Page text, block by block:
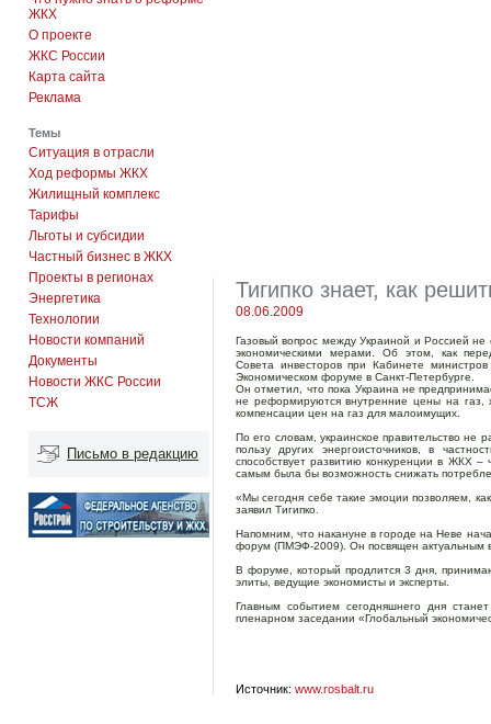
ЖКХ
О проекте
ЖКС России
Карта сайта
Реклама
Темы
Ситуация в отрасли
Ход реформы ЖКХ
Жилищный комплекс
Тарифы
Льготы и субсидии
Частный бизнес в ЖКХ
Проекты в регионах
Энергетика
Технологии
Новости компаний
Документы
Новости ЖКС России
ТСЖ
Письмо в редакцию
Тигипко знает, как
08.06.2009
Газовый вопрос между Украиной и Россией
экономическими мерами. Об этом, как
Совета инвесторов при Кабинете
Экономическом форуме в Санкт-Петербурге.
Он отметил, что пока Украина не
не реформируются внутренние цены на
компенсации цен на газ для малоимущих.
По его словам, украинское правительство не
пользу других энергоисточников, в
способствует развитию конкуренции в ЖКХ
самым была бы возможность снижать
«Мы сегодня себе такие эмоции позволяем,
заявил Тигипко.
Напомним, что накануне в городе на Неве
форум (ПМЭФ-2009). Он посвящен актуальным
В форуме, который продлится 3 дня,
элиты, ведущие экономисты и эксперты.
Главным событием сегодняшнего дня
пленарном заседании «Глобальный
Источник: www.rosbalt.ru